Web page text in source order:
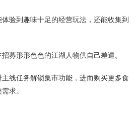
验到趣味十足的经营玩法，还能收集到
募形形色色的江湖人物供自己差遣。
线任务解锁集市功能，进而购买更多食
求。